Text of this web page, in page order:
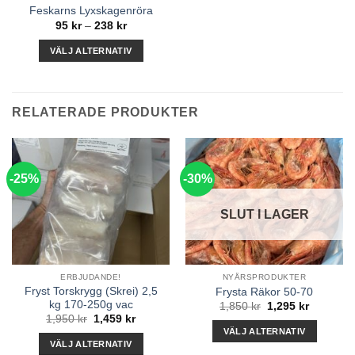
Feskarns Lyxskagenröra
95 kr – 238 krPrisintervall:
till
238 kr
VÄLJ ALTERNATIV
har
flera
varianter.
olika
alternativen
kan
väljas
på
produktsidan
RELATERADE PRODUKTER
-25%
ERBJUDANDE!
Fryst Torskrygg (Skrei) 2,5
kg 170-250g vac
1,950kr
Det
priset
var:
1,459 krDet
VÄLJ ALTERNATIV
-30%
SLUT I LAGER
NYÅRSPRODUKTER
Frysta Räkor 50-70
1,850kr
Det
priset
var:
1,295 krDet
VÄLJ ALTERNATIV